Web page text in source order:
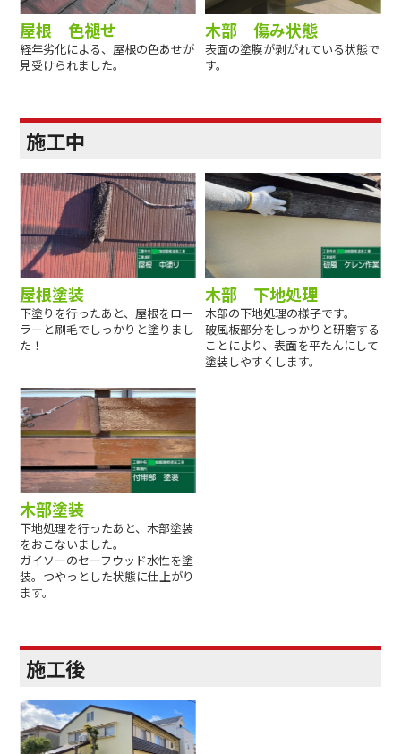
屋根 色褪せ
経年劣化による、屋根の色あせが
見受けられました。
木部 傷み状態
表面の塗膜が剥がれている状態で
す。
施工中
屋根塗装
下塗りを行ったあと、屋根をロー
ラーと刷毛でしっかりと塗りまし
た！
木部 下地処理
木部の下地処理の様子です。
破風板部分をしっかりと研磨する
ことにより、表面を平たんにして
塗装しやすくします。
木部塗装
下地処理を行ったあと、木部塗装
をおこないました。
ガイソーのセーフウッド水性を塗
装。つやっとした状態に仕上がり
ます。
施工後